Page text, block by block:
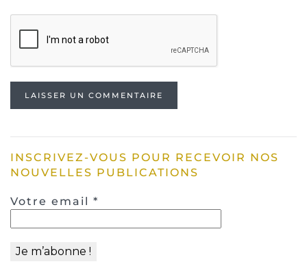
LAISSER UN COMMENTAIRE
INSCRIVEZ-VOUS POUR RECEVOIR NOS
NOUVELLES PUBLICATIONS
Votre email *